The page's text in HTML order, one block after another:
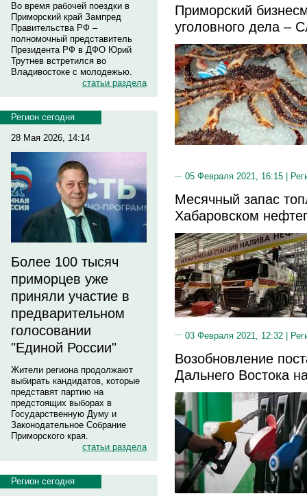
Во время рабочей поездки в
Приморский край Зампред
Правительства РФ –
полномочный представитель
Президента РФ в ДФО Юрий
Трутнев встретился во
Владивостоке с молодежью.
статьи раздела
Регион сегодня
28 Мая 2026, 14:14
Более 100 тысяч
приморцев уже
приняли участие в
предварительном
голосовании
"Единой России"
Жители региона продолжают
выбирать кандидатов, которые
представят партию на
предстоящих выборах в
Государственную Думу и
Законодательное Собрание
Приморского края.
статьи раздела
Регион сегодня
Приморский
уголовного дела –
05 Февраля 2021, 16:15 |
Месячный запас
Хабаровском
03 Февраля 2021, 12:32 |
Возобновление
Дальнего Востока